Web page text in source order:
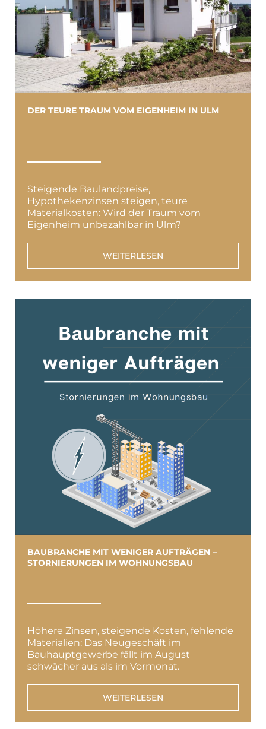
DER TEURE TRAUM VOM EIGENHEIM IN ULM
Steigende Baulandpreise,
Hypothekenzinsen steigen, teure
Materialkosten: Wird der Traum vom
Eigenheim unbezahlbar in Ulm?
WEITERLESEN
BAUBRANCHE MIT WENIGER AUFTRÄGEN –
STORNIERUNGEN IM WOHNUNGSBAU
Höhere Zinsen, steigende Kosten, fehlende
Materialien: Das Neugeschäft im
Bauhauptgewerbe fällt im August
schwächer aus als im Vormonat.
WEITERLESEN